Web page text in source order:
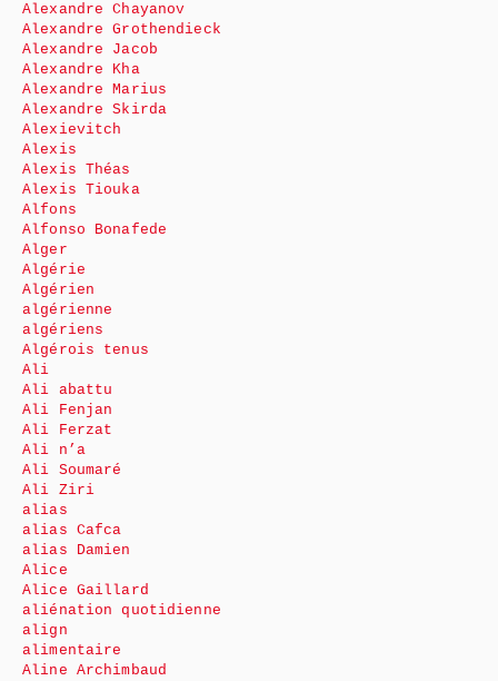
Alexandre Chayanov
Alexandre Grothendieck
Alexandre Jacob
Alexandre Kha
Alexandre Marius
Alexandre Skirda
Alexievitch
Alexis
Alexis Théas
Alexis Tiouka
Alfons
Alfonso Bonafede
Alger
Algérie
Algérien
algérienne
algériens
Algérois tenus
Ali
Ali abattu
Ali Fenjan
Ali Ferzat
Ali n’a
Ali Soumaré
Ali Ziri
alias
alias Cafca
alias Damien
Alice
Alice Gaillard
aliénation quotidienne
align
alimentaire
Aline Archimbaud